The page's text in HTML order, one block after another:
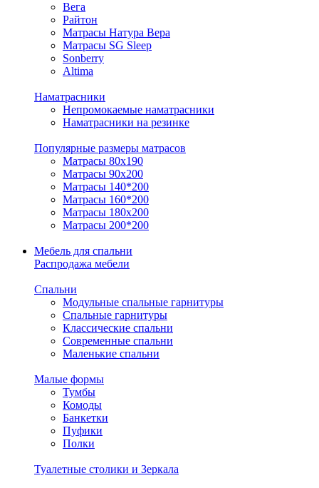
Вега
Райтон
Матрасы Натура Вера
Матрасы SG Sleep
Sonberry
Altima
Наматрасники
Непромокаемые наматрасники
Наматрасники на резинке
Популярные размеры матрасов
Матрасы 80x190
Матрасы 90x200
Матрасы 140*200
Матрасы 160*200
Матрасы 180x200
Матрасы 200*200
Мебель для спальни
Распродажа мебели
Спальни
Модульные спальные гарнитуры
Спальные гарнитуры
Классические спальни
Современные спальни
Маленькие спальни
Малые формы
Тумбы
Комоды
Банкетки
Пуфики
Полки
Туалетные столики и Зеркала